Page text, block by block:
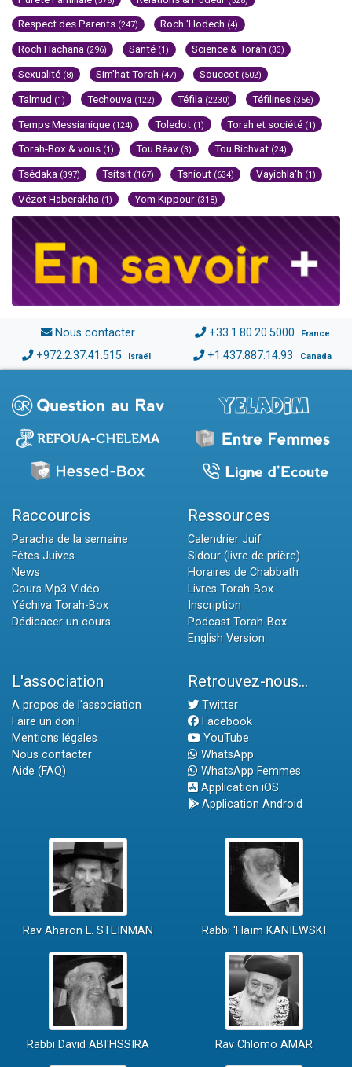
Respect des Parents (247) Roch 'Hodech (4)
Roch Hachana (296) Santé (1) Science & Torah (33)
Sexualité (8) Sim'hat Torah (47) Souccot (502)
Talmud (1) Techouva (122) Téfila (2230) Téfilines (356)
Temps Messianique (124) Toledot (1) Torah et société (1)
Torah-Box & vous (1) Tou Béav (3) Tou Bichvat (24)
Tsédaka (397) Tsitsit (167) Tsniout (634) Vayichla'h (1)
Vézot Haberakha (1) Yom Kippour (318)
Nous contacter +33.1.80.20.5000 France
+972.2.37.41.515 Israël +1.437.887.14.93 Canada
Raccourcis
Paracha de la semaine
Fêtes Juives
News
Cours Mp3-Vidéo
Yéchiva Torah-Box
Dédicacer un cours
Ressources
Calendrier Juif
Sidour (livre de prière)
Horaires de Chabbath
Livres Torah-Box
Inscription
Podcast Torah-Box
English Version
L'association
A propos de l'association
Faire un don !
Mentions légales
Nous contacter
Aide (FAQ)
Retrouvez-nous...
Twitter
Facebook
YouTube
WhatsApp
WhatsApp Femmes
Application iOS
Application Android
Rav Aharon L. STEINMAN Rabbi 'Haïm KANIEWSKI
Rabbi David ABI'HSSIRA Rav Chlomo AMAR